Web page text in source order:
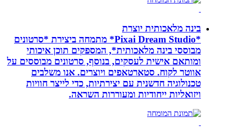
בינה מלאכותית יוצרת
*Pixai Dream Studio* מתמחה ביצירת *סרטונים
מבוססי בינה מלאכותית*, המספקים תוכן איכותי
ומותאם אישית לעסקים, בנוסף, סרטונים מבוססים על
אווטר לקוח. סטארטאפים ויוצרים. אנו משלבים
טכנולוגיה חדשנית עם יצירתיות, כדי לייצר חוויות
ויזואליות ייחודיות ומעוררות השראה.